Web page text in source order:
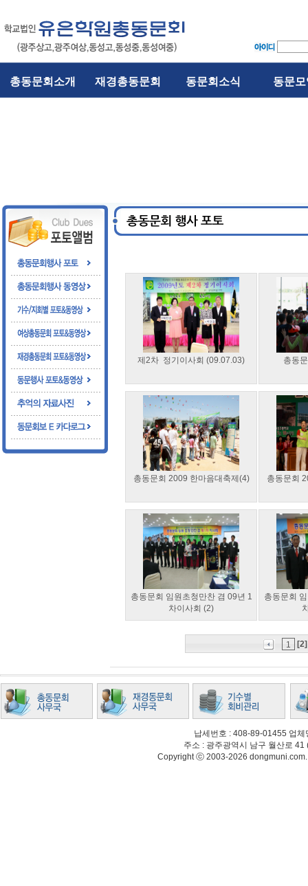
총동문회소개 재경총동문회 동문회소식 동문
제2차 정기이사회 (09.07.03) 총동
총동문회 2009 한마음대축제(4) 총동문회
총동문회 임원초청만찬 겸 09년 1
차이사회 (2)
총동문회
1 [2]
납세번호 : 408-89-01455 업체
주소 : 광주광역시 남구 월산로
Copyright ⓒ 2003-2026